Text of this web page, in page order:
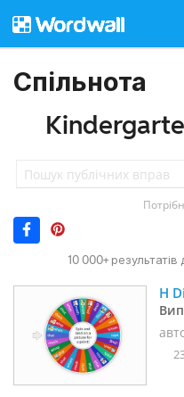
Спільнота
10 000+